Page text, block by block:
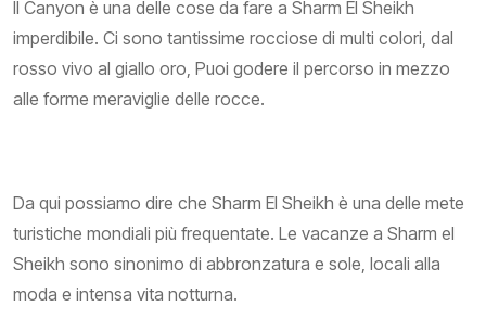
Il Canyon è una delle cose da fare a Sharm El Sheikh
imperdibile. Ci sono tantissime rocciose di multi colori, dal
rosso vivo al giallo oro, Puoi godere il percorso in mezzo
alle forme meraviglie delle rocce.
Da qui possiamo dire che Sharm El Sheikh è una delle mete
turistiche mondiali più frequentate. Le vacanze a Sharm el
Sheikh sono sinonimo di abbronzatura e sole, locali alla
moda e intensa vita notturna.